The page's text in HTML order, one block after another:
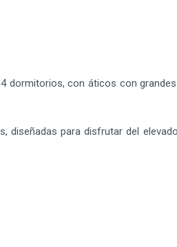
dormitorios, con áticos con
diseñadas para disfrutar del